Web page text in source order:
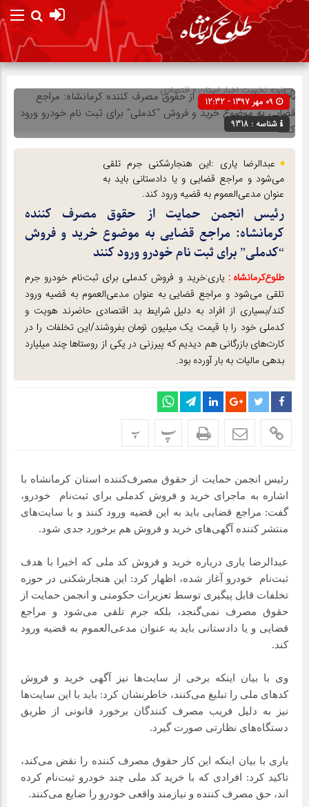
صفحه نخستاخبار استان»اقتصادی
شناسه : 9318
عبدالرضا یاری :این هنجارشکنی جرم تلقی
می‌شود و مراجع قضایی و یا دادستانی باید به
عنوان مدعی‌العموم به قضیه ورود کند.
رئیس انجمن حمایت از حقوق مصرف کننده
کرمانشاه: مراجع قضایی به موضوع خرید و فروش
“کدملی” برای ثبت نام خودرو ورود کنند
طلوع‌‌کرمانشاه : یاری:خرید و فروش کدملی برای ثبت‌نام خودرو جرم
تلقی می‌شود و مراجع قضایی به عنوان مدعی‌العموم به قضیه ورود
کند/بسیاری از افراد به دلیل شرایط بد اقتصادی حاضرند هویت و
کدملی خود را با قیمت یک میلیون تومان بفروشند/این تخلفات را در
کارت‌های بازرگانی هم دیدیم که پیرزنی در یکی از روستاها چند میلیارد
بدهی مالیات به بار آورده بود.
پ پ
رئیس انجمن حمایت از حقوق مصرف‌کننده استان کرمانشاه با
اشاره به ماجرای خرید و فروش کدملی برای ثبت‌نام خودرو،
گفت: مراجع قضایی باید به این قضیه ورود کنند و با سایت‌های
منتشر کننده آگهی‌های خرید و فروش هم برخورد جدی شود.
عبدالرضا یاری درباره خرید و فروش کد ملی که اخیرا با هدف
ثبت‌نام خودرو آغاز شده، اظهار کرد: این هنجارشکنی در حوزه
تخلفات قابل پیگیری توسط تعزیرات حکومتی و انجمن حمایت از
حقوق مصرف نمی‌گنجد، بلکه جرم تلقی می‌شود و مراجع
قضایی و یا دادستانی باید به عنوان مدعی‌العموم به قضیه ورود
کند.
وی با بیان اینکه برخی از سایت‌ها نیز آگهی خرید و فروش
کدهای ملی را تبلیغ می‌کنند، خاطرنشان کرد: باید با این سایت‌ها
نیز به دلیل فریب مصرف کنندگان برخورد قانونی از طریق
دستگاه‌های نظارتی صورت گیرد.
یاری با بیان اینکه این کار حقوق مصرف کننده را نقض می‌کند،
تاکید کرد: افرادی که با خرید کد ملی چند خودرو ثبت‌نام کرده
اند، حق مصرف کننده و نیازمند واقعی خودرو را ضایع می‌کنند.